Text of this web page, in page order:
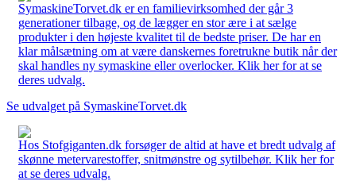
SymaskineTorvet.dk er en familievirksomhed der går 3
generationer tilbage, og de lægger en stor ære i at sælge
produkter i den højeste kvalitet til de bedste priser. De har en
klar målsætning om at være danskernes foretrukne butik når der
skal handles ny symaskine eller overlocker. Klik her for at se
deres udvalg.
Se udvalget på SymaskineTorvet.dk
Hos Stofgiganten.dk forsøger de altid at have et bredt udvalg af
skønne metervarestoffer, snitmønstre og sytilbehør. Klik her for
at se deres udvalg.